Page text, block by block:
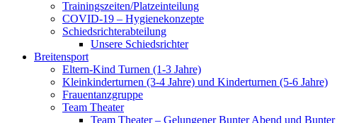
Trainingszeiten/Platzeinteilung
COVID-19 – Hygienekonzepte
Schiedsrichterabteilung
Unsere Schiedsrichter
Breitensport
Eltern-Kind Turnen (1-3 Jahre)
Kleinkinderturnen (3-4 Jahre) und Kinderturnen (5-6 Jahre)
Frauentanzgruppe
Team Theater
Team Theater – Gelungener Bunter Abend und